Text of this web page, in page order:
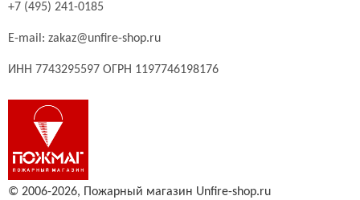
+7 (495) 241-0185
E-mail: zakaz@unfire-shop.ru
ИНН 7743295597 ОГРН 1197746198176
© 2006-2026, Пожарный магазин Unfire-shop.ru